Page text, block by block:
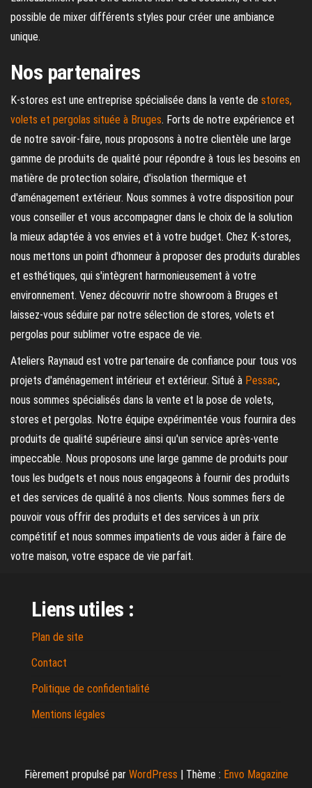
possible de mixer différents styles pour créer une ambiance
unique.
Nos partenaires
K-stores est une entreprise spécialisée dans la vente de stores,
volets et pergolas située à Bruges. Forts de notre expérience et
de notre savoir-faire, nous proposons à notre clientèle une large
gamme de produits de qualité pour répondre à tous les besoins en
matière de protection solaire, d'isolation thermique et
d'aménagement extérieur. Nous sommes à votre disposition pour
vous conseiller et vous accompagner dans le choix de la solution
la mieux adaptée à vos envies et à votre budget. Chez K-stores,
nous mettons un point d'honneur à proposer des produits durables
et esthétiques, qui s'intègrent harmonieusement à votre
environnement. Venez découvrir notre showroom à Bruges et
laissez-vous séduire par notre sélection de stores, volets et
pergolas pour sublimer votre espace de vie.
Ateliers Raynaud est votre partenaire de confiance pour tous vos
projets d'aménagement intérieur et extérieur. Situé à Pessac,
nous sommes spécialisés dans la vente et la pose de volets,
stores et pergolas. Notre équipe expérimentée vous fournira des
produits de qualité supérieure ainsi qu'un service après-vente
impeccable. Nous proposons une large gamme de produits pour
tous les budgets et nous nous engageons à fournir des produits
et des services de qualité à nos clients. Nous sommes fiers de
pouvoir vous offrir des produits et des services à un prix
compétitif et nous sommes impatients de vous aider à faire de
votre maison, votre espace de vie parfait.
Liens utiles :
Plan de site
Contact
Politique de confidentialité
Mentions légales
Fièrement propulsé par WordPress | Thème : Envo Magazine